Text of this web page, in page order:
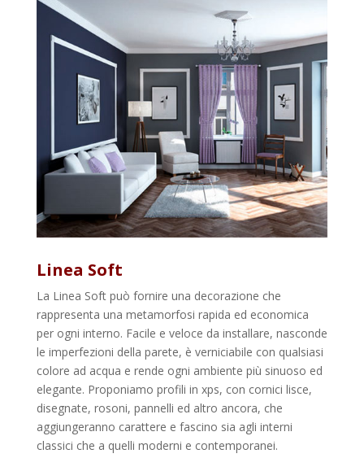
Linea Soft
La Linea Soft può fornire una decorazione che
rappresenta una metamorfosi rapida ed economica
per ogni interno. Facile e veloce da installare, nasconde
le imperfezioni della parete, è verniciabile con qualsiasi
colore ad acqua e rende ogni ambiente più sinuoso ed
elegante. Proponiamo profili in xps, con cornici lisce,
disegnate, rosoni, pannelli ed altro ancora, che
aggiungeranno carattere e fascino sia agli interni
classici che a quelli moderni e contemporanei.